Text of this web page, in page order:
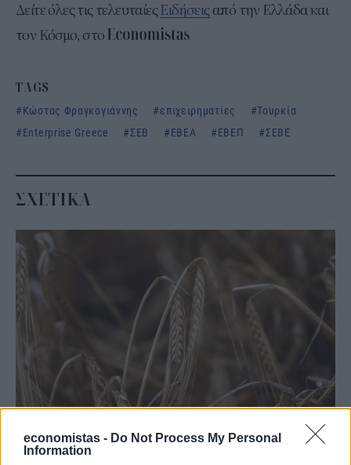
economistas - Do Not Process My Personal
Information
Δείτε όλες τις τελευταίεςΕιδήσειςαπό την Ελλάδα και
τον Κόσμο, στο
TAGS
Κώστας Φραγκογιάννης
επιχειρηματίες
Τουρκία
Enterprise Greece
ΣΕΒ ΕΒΕΑ ΕΒΕΠ ΣΕΒΕ
ΣΧΕΤΙΚΑ
Ηχηρό καμπανάκι κινδύνου από τις διεθνείς